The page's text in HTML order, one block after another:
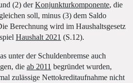
(2) derKonjunkturkomponente, die
soll, minus (3) dem Saldo
Berechnung wird im Haushaltsgesetz
Haushalt 2021 (S.12).
unter der Schuldenbremse auch
die ab 2011 begründet wurden,
zulässige Nettokreditaufnahme nicht